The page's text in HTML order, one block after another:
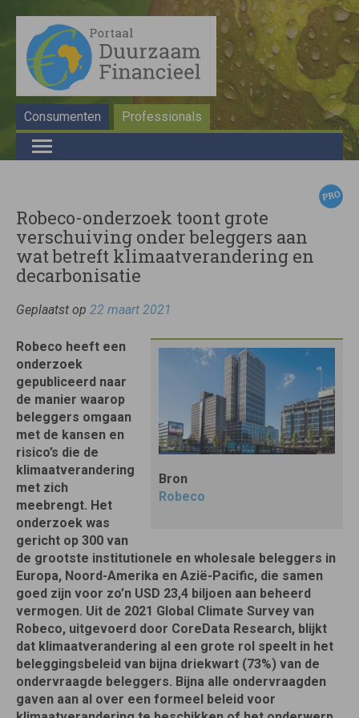
Consumenten Professionals
Robeco-onderzoek toont grote
verschuiving onder beleggers aan
wat betreft klimaatverandering en
decarbonisatie
Geplaatst op 22 maart 2021
Bron
Robeco
Robeco heeft een
onderzoek
gepubliceerd naar
de manier waarop
beleggers omgaan
met de kansen en
risico’s die de
klimaatverandering
met zich
meebrengt. Het
onderzoek was
gericht op 300 van
de grootste institutionele en wholesale beleggers in
Europa, Noord-Amerika en Azië-Pacific, die samen
goed zijn voor zo’n USD 23,4 biljoen aan beheerd
vermogen. Uit de 2021 Global Climate Survey van
Robeco, uitgevoerd door CoreData Research, blijkt
dat klimaatverandering al een grote rol speelt in het
beleggingsbeleid van bijna driekwart (73%) van de
ondervraagde beleggers. Bijna alle ondervraagden
gaven aan al over een formeel beleid voor